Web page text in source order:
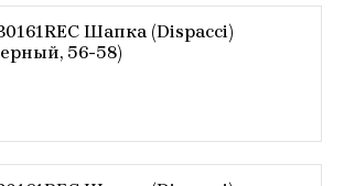
Шапка (Dispacci)
56-58)